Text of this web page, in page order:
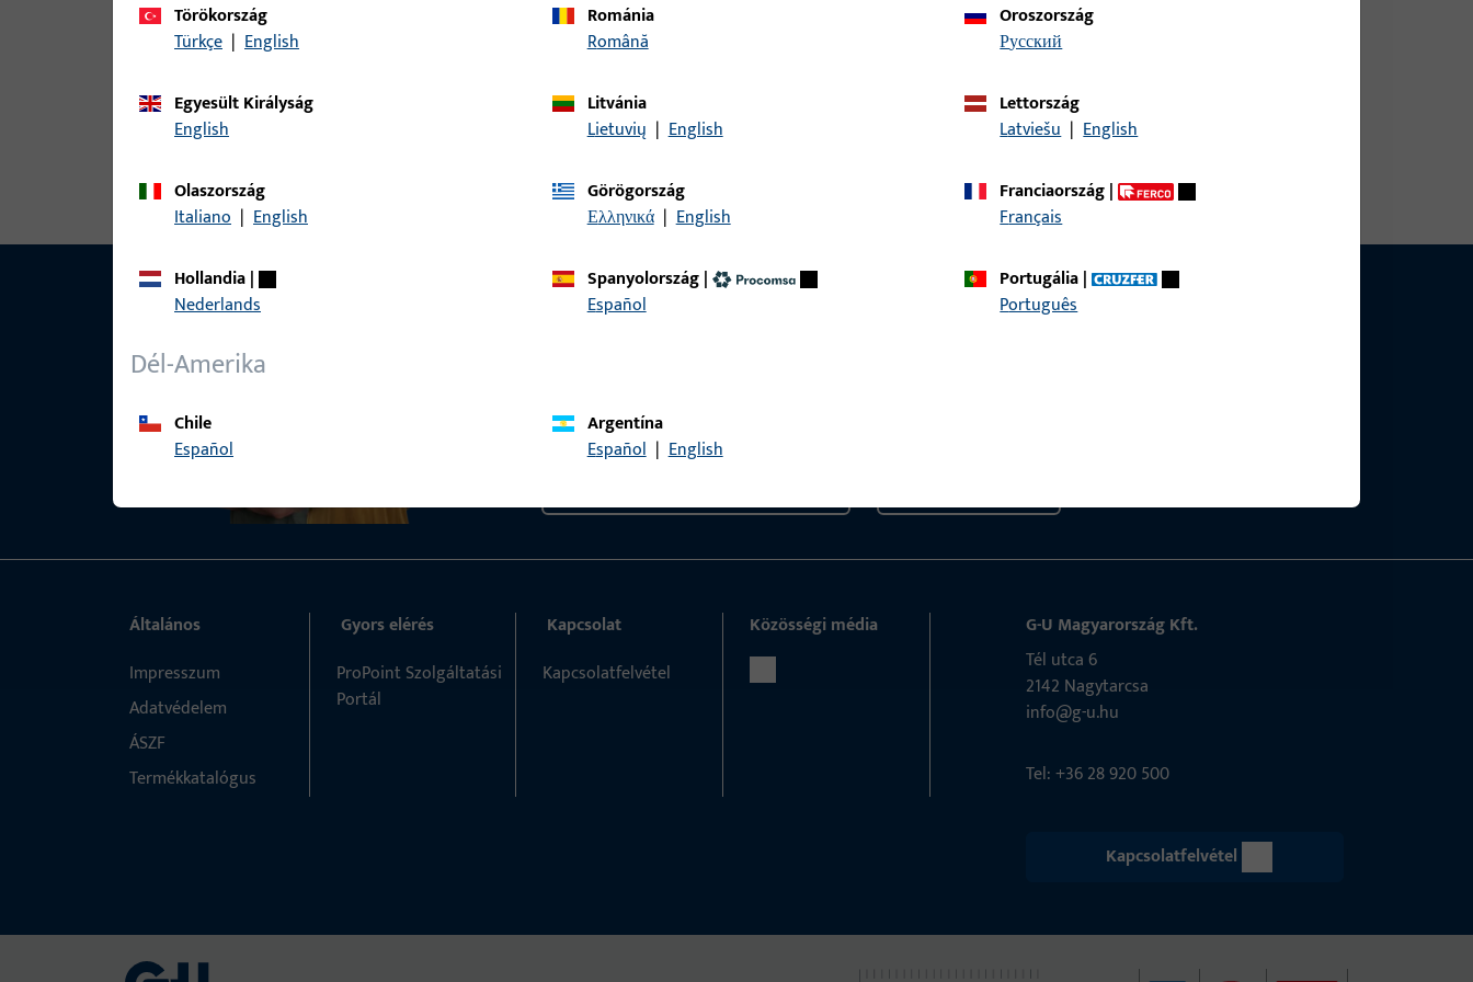
Ehhez a termékhez az alábbi változatok érhetők el:
H-01515-00-R-0 | szerelőkonzol | GU Ablak beépítő konzol jobbos
KAPCSOLAT
kapcsolatos kérdésben. Vegye fel velünk a kapcsolatot telefonon vagy e-mailben.
Törökország
Türkçe | English
Románia
Română
Oroszország
русский
Egyesült Királyság
English
Litvánia
Lietuvių | English
Lettország
Latviešu | English
Olaszország
Italiano | English
Görögország
Ελληνικά | English
Franciaország|
Français
Hollandia|
Nederlands
Spanyolország|
Español
Portugália|
Português
Dél-Amerika
Chile
Español
Argentína
Español | English
Általános
Impresszum
Adatvédelem
ÁSZF
Termékkatalógus
Gyors elérés
ProPoint Szolgáltatási
Portál
Kapcsolat
Kapcsolatfelvétel
Közösségi média
G-U Magyarország Kft.
Tél utca 6
2142 Nagytarcsa
info@g-u.hu
Tel: +36 28 920 500
Kapcsolatfelvétel